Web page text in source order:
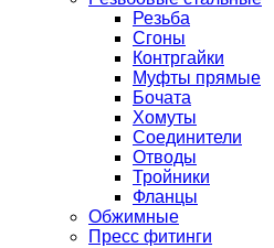
Резьба
Сгоны
Контргайки
Муфты прямые
Бочата
Хомуты
Соединители
Отводы
Тройники
Фланцы
Обжимные
Пресс фитинги